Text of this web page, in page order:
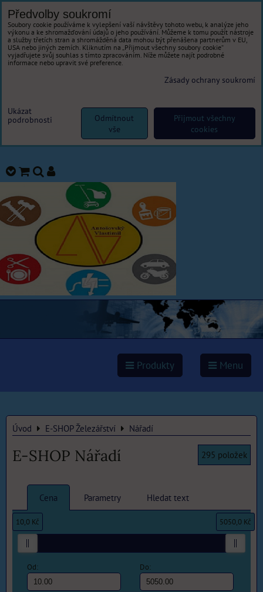
Produkty Menu
Úvod E-SHOP Železářství Nářadí
E-SHOP Nářadí 295 položek
Cena Parametry Hledat text
Od: Do:
10,0 Kč 5050,0 Kč
Předvolby soukromí
Soubory cookie používáme k vylepšení vaší návštěvy tohoto webu, k analýze jeho
výkonu a ke shromažďování údajů o jeho používání. Můžeme k tomu použít nástroje
a služby třetích stran a shromážděná data mohou být přenášena partnerům v EU,
USA nebo jiných zemích. Kliknutím na „Přijmout všechny soubory cookie“
vyjadřujete svůj souhlas s tímto zpracováním. Níže můžete najít podrobné
informace nebo upravit své preference.
Zásady ochrany soukromí
Ukázat
podrobnosti
Přijmout všechny
cookies
Odmítnout
vše